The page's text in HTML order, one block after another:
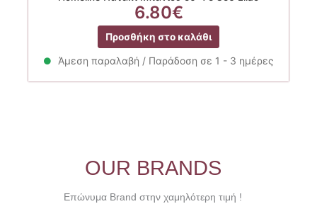
6.80€
Προσθήκη στο καλάθι
Άμεση παραλαβή / Παράδοση σε 1 - 3 ημέρες
OUR BRANDS
Επώνυμα Brand στην χαμηλότερη τιμή !